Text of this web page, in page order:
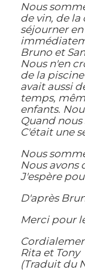
Nous
de vin, de la
séjourner
Bruno et
Nous n'en
de la
avait aussi
temps,
enfants.
Quand
C'était une
Nous
Nous avons
J'espère
D'après
Merci pour
Rita et Tony
(Traduit du